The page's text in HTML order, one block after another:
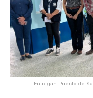
Entregan Puesto de